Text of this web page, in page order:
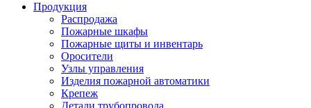
Продукция
Распродажа
Пожарные шкафы
Пожарные щиты и инвентарь
Оросители
Узлы управления
Изделия пожарной автоматики
Крепеж
Детали трубопровода